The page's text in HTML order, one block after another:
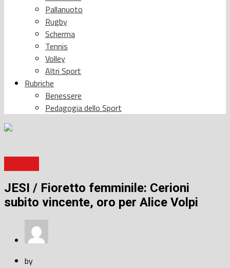
Pallanuoto
Rugby
Scherma
Tennis
Volley
Altri Sport
Rubriche
Benessere
Pedagogia dello Sport
JESI / Fioretto femminile: Cerioni
subito vincente, oro per Alice Volpi
by